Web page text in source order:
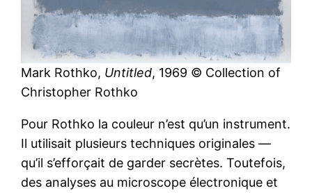
Mark Rothko, Untitled, 1969 © Collection of
Christopher Rothko
Pour Rothko la couleur n’est qu’un instrument.
Il utilisait plusieurs techniques originales —
qu’il s’efforçait de garder secrètes. Toutefois,
des analyses au microscope électronique et